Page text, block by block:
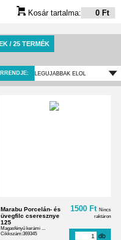
Kosár tartalma: 0 Ft
/ 25 TERMÉK
Marabu Porcelán- és
üvegfilc cseresznye
125
Magasfényű kerámi ...
Cikkszám:369345
1500 Ft Nincs
raktáron
db